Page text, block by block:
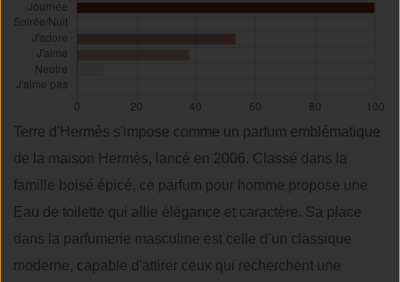
Terre d'Hermès s'impose comme un parfum emblématique
de la maison Hermès, lancé en 2006. Classé dans la
famille boisé épicé, ce parfum pour homme propose une
Eau de toilette qui allie élégance et caractère. Sa place
dans la parfumerie masculine est celle d’un classique
moderne, capable d'attirer ceux qui recherchent une